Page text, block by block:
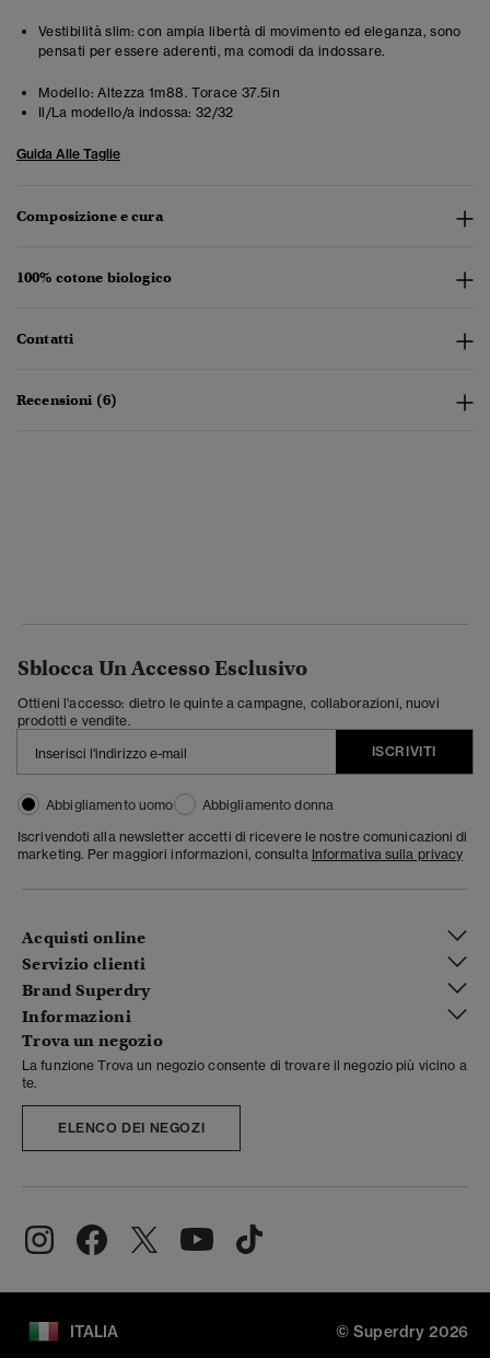
Vestibilità slim: con ampia libertà di movimento ed eleganza, sono
pensati per essere aderenti, ma comodi da indossare.
Modello: Altezza 1m88. Torace 37.5in
Il/La modello/a indossa: 32/32
Guida Alle Taglie
Composizione e cura
100% cotone biologico
Contatti
Recensioni (6)
Sblocca Un Accesso Esclusivo
Ottieni l'accesso: dietro le quinte a campagne, collaborazioni, nuovi
prodotti e vendite.
ISCRIVITI
Abbigliamento uomo
Abbigliamento donna
Iscrivendoti alla newsletter accetti di ricevere le nostre comunicazioni di
marketing. Per maggiori informazioni, consulta Informativa sulla privacy
Acquisti online
Servizio clienti
Brand Superdry
Informazioni
Trova un negozio
La funzione Trova un negozio consente di trovare il negozio più vicino a
te.
ELENCO DEI NEGOZI
ITALIA © Superdry 2026